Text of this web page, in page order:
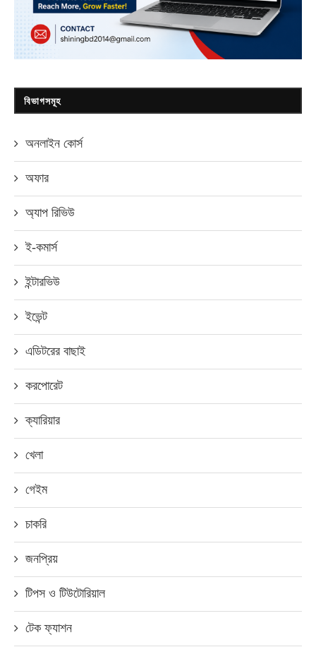
বিভাগসমূহ
অনলাইন কোর্স
অফার
অ্যাপ রিভিউ
ই-কমার্স
ইন্টারভিউ
ইভেন্ট
এডিটরের বাছাই
করপোরেট
ক্যারিয়ার
খেলা
গেইম
চাকরি
জনপ্রিয়
টিপস ও টিউটোরিয়াল
টেক ফ্যাশন